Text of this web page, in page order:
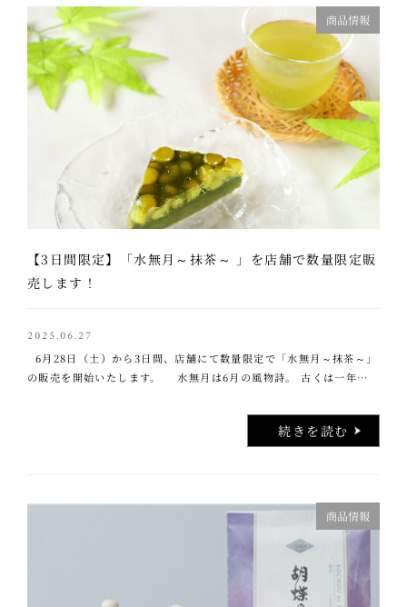
商品情報
【3日間限定】「水無月～抹茶～ 」を店舗で数量限定販
売します！
2025.06.27
6月28日（土）から3日間、店舗にて数量限定で「水無月～抹茶～」
の販売を開始いたします。 水無月は6月の風物詩。 古くは一年の折
続きを読む
商品情報